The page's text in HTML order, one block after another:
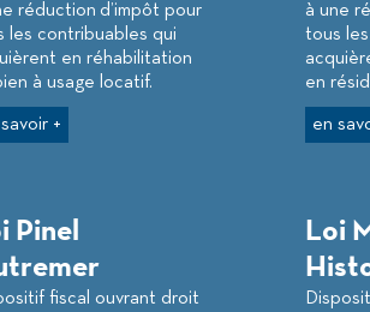
réduction d’impôt pour
les contribuables qui
en réhabilitation
à usage locatif.
+
à une
tous
en
en
Pinel
fiscal ouvrant droit
Loi